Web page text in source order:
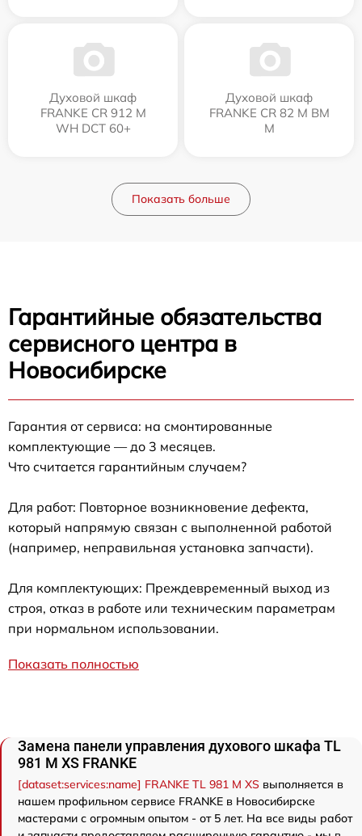
Духовой шкаф
FRANKE CR 912 M
WH DCT 60+
Духовой шкаф
FRANKE CR 82 M BM
M
Показать больше
Гарантийные обязательства
сервисного центра в
Новосибирске
Гарантия от сервиса: на смонтированные
комплектующие — до 3 месяцев.
Что считается гарантийным случаем?
Для работ: Повторное возникновение дефекта,
который напрямую связан с выполненной работой
(например, неправильная установка запчасти).
Для комплектующих: Преждевременный выход из
строя, отказ в работе или техническим параметрам
при нормальном использовании.
Показать полностью
Замена панели управления духового шкафа TL
981 M XS FRANKE
[dataset:services:name] FRANKE TL 981 M XS выполняется в
нашем профильном сервисе FRANKE в Новосибирске
мастерами с огромным опытом - от 5 лет. На все виды работ